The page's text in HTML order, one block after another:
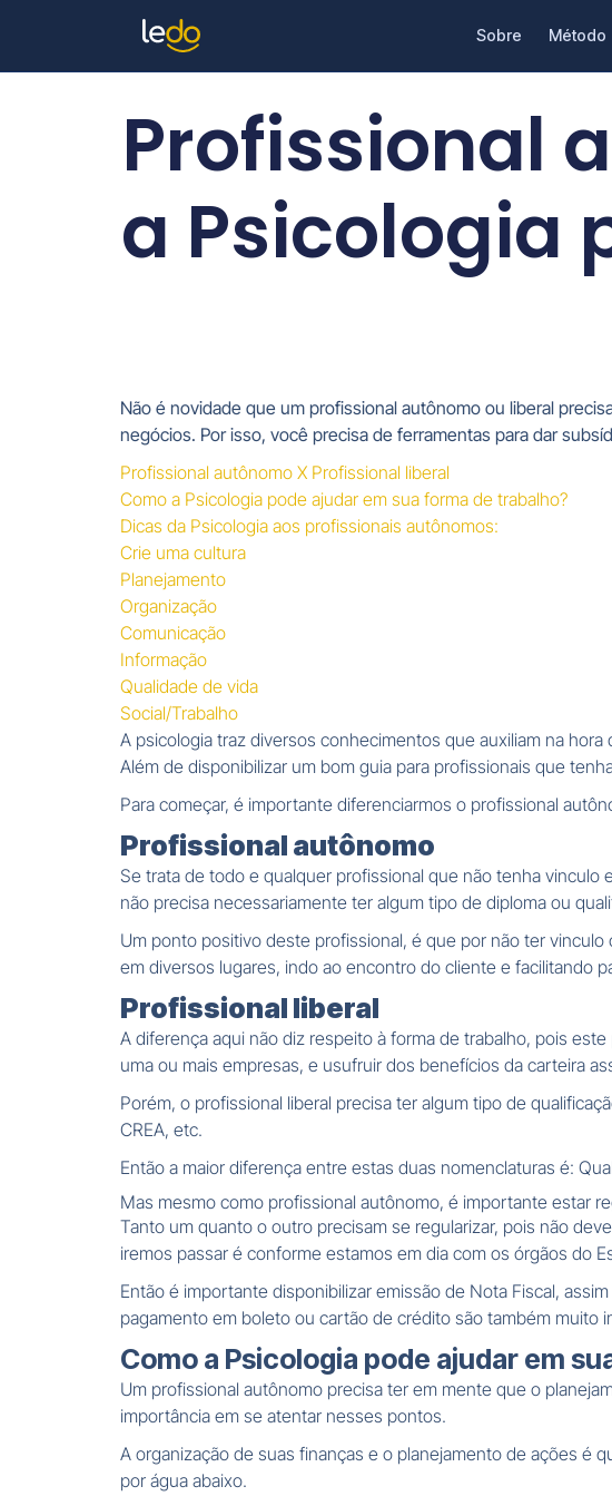
Sobre Método
Profissional
a Psicologia
Não é novidade que um profissional autônomo ou liberal
negócios. Por isso, você precisa de ferramentas para dar
Profissional autônomo X Profissional liberal
Como a Psicologia pode ajudar em sua forma de trabalho?
Dicas da Psicologia aos profissionais autônomos:
Crie uma cultura
Planejamento
Organização
Comunicação
Informação
Qualidade de vida
Social/Trabalho
A psicologia traz diversos conhecimentos que auxiliam na
Além de disponibilizar um bom guia para profissionais que
Para começar, é importante diferenciarmos o profissional
Profissional autônomo
Se trata de todo e qualquer profissional que não tenha
não precisa necessariamente ter algum tipo de diploma ou
Um ponto positivo deste profissional, é que por não ter
em diversos lugares, indo ao encontro do cliente e facilitando
Profissional liberal
A diferença aqui não diz respeito à forma de trabalho, pois
uma ou mais empresas, e usufruir dos benefícios da carteira
Porém, o profissional liberal precisa ter algum tipo de
CREA, etc.
Então a maior diferença entre estas duas nomenclaturas é:
Mas mesmo como profissional autônomo, é importante estar
Tanto um quanto o outro precisam se regularizar, pois não
iremos passar é conforme estamos em dia com os órgãos do
Então é importante disponibilizar emissão de Nota Fiscal,
pagamento em boleto ou cartão de crédito são também
Como a Psicologia pode ajudar em
Um profissional autônomo precisa ter em mente que o
importância em se atentar nesses pontos.
A organização de suas finanças e o planejamento de ações é
por água abaixo.